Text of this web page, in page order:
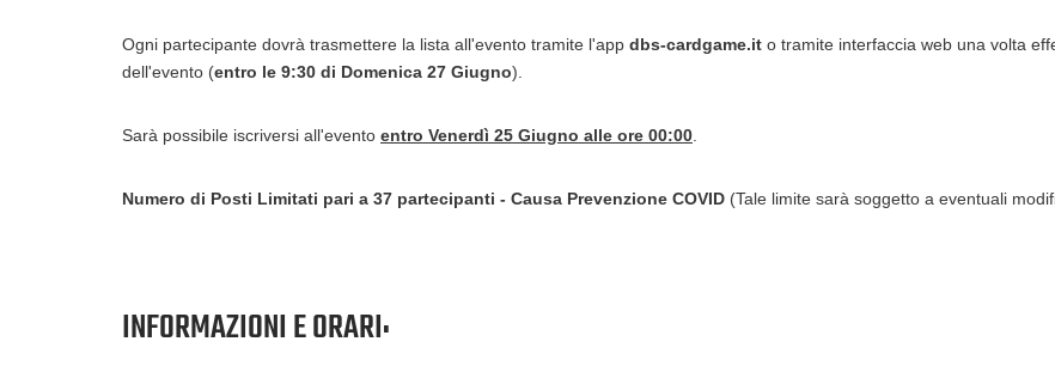
Ogni partecipante dovrà trasmettere la lista all'evento tramite l'app dbs-cardgame.it o tramite interfaccia web una volta
dell'evento (entro le 9:30 di Domenica 27 Giugno).
Sarà possibile iscriversi all'evento entro Venerdì 25 Giugno alle ore 00:00
Numero di Posti Limitati pari a 37 partecipanti - Causa Prevenzione COVID (Tale limite sarà soggetto a eventuali
INFORMAZIONI E ORARI: